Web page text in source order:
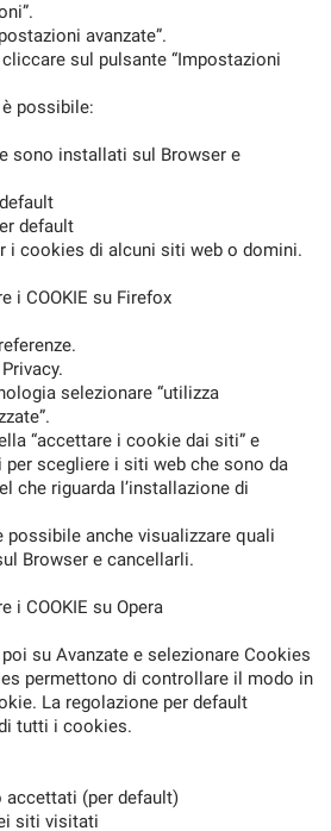
avanzate”.
cliccare sul pulsante “Impostazioni
è possibile:
sono installati sul Browser e
default
i cookies di alcuni siti web o domini.
i COOKIE su Firefox
selezionare “utilizza
“accettare i cookie dai siti” e
scegliere i siti web che sono da
che riguarda l’installazione di
anche visualizzare quali
Browser e cancellarli.
i COOKIE su Opera
su Avanzate e selezionare Cookies
permettono di controllare il modo in
La regolazione per default
tutti i cookies.
(per default)
siti visitati